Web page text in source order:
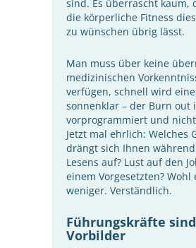
sind. Es überrascht kaum,
die körperliche Fitness
zu wünschen übrig lässt.
Man muss über keine
medizinischen
verfügen, schnell wird
sonnenklar – der Burn out
vorprogrammiert und
Jetzt mal ehrlich: Welches
drängt sich Ihnen
Lesens auf? Lust auf den
einem Vorgesetzten? Wohl
weniger. Verständlich.
Führungskräfte sind
Vorbilder